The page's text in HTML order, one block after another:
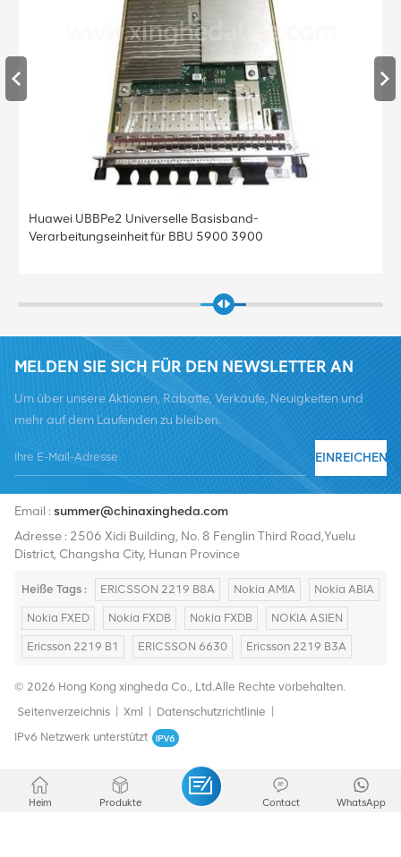
Huawei UBBPe4 Universelle Basisband-
Verarbeitungseinheit für BBU 5900 3900
MELDEN SIE SICH FÜR DEN NEWSLETTER AN
Um über unsere Aktionen, Rabatte, Verkäufe, Neuigkeiten und
mehr auf dem Laufenden zu bleiben.
EINREICHEN
Email :summer@chinaxingheda.com
Adresse : 2506 Xidi Building, No. 8 Fenglin Third Road,Yuelu
District, Changsha City, Hunan Province
Heiße Tags : ERICSSON 2219 B8A Nokia AMIA Nokia ABIA
Nokia FXED Nokia FXDB Nokia FXDB NOKIA ASIEN
Ericsson 2219 B1 ERICSSON 6630 Ericsson 2219 B3A
© 2026 Hong Kong xingheda Co., Ltd.Alle Rechte vorbehalten.
Seitenverzeichnis
Xml Datenschutzrichtlinie
IPv6 Netzwerk unterstützt
Heim Produkte WhatsApp
Contact